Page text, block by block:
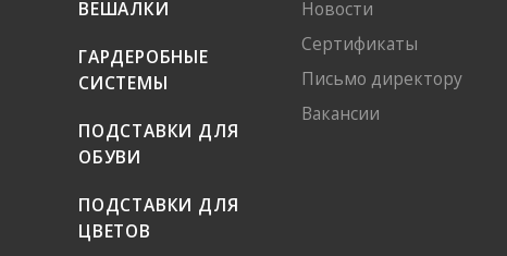
ВЕШАЛКИ
ГАРДЕРОБНЫЕ
СИСТЕМЫ
ПОДСТАВКИ ДЛЯ
ОБУВИ
ПОДСТАВКИ ДЛЯ
ЦВЕТОВ
Новости
Сертификаты
Письмо директору
Вакансии